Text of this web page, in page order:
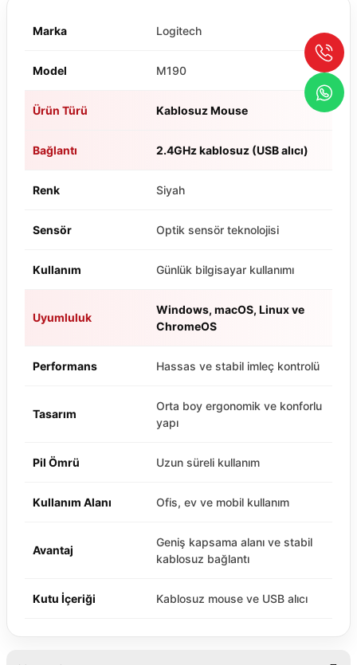
Marka Logitech
Model M190
Ürün Türü Kablosuz Mouse
Bağlantı 2.4GHz kablosuz (USB alıcı)
Renk Siyah
Sensör Optik sensör teknolojisi
Kullanım Günlük bilgisayar kullanımı
Uyumluluk
Windows, macOS, Linux ve
ChromeOS
Performans Hassas ve stabil imleç kontrolü
Tasarım
Orta boy ergonomik ve konforlu
yapı
Pil Ömrü Uzun süreli kullanım
Kullanım Alanı Ofis, ev ve mobil kullanım
Avantaj
Geniş kapsama alanı ve stabil
kablosuz bağlantı
Kutu İçeriği Kablosuz mouse ve USB alıcı